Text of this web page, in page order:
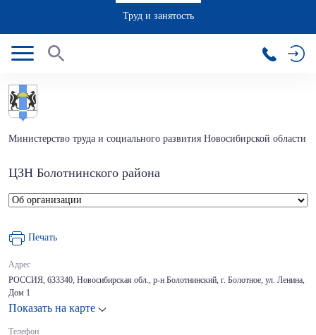
Труд и занятость
Министерство труда и социального развития Новосибирской области
ЦЗН Болотнинского района
Печать
Адрес
РОССИЯ, 633340, Новосибирская обл., р-н Болотнинский, г. Болотное, ул. Ленина,
Дом 1
Показать на карте
Телефон